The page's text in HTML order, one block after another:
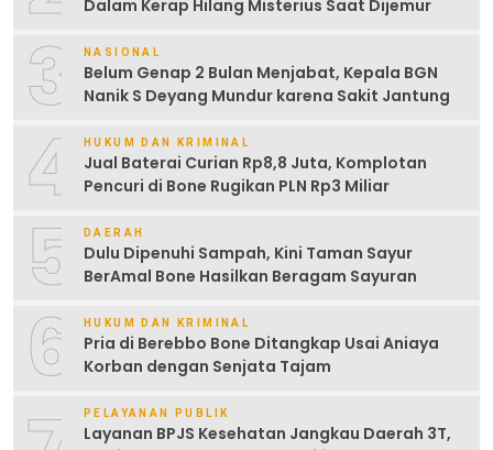
Dalam Kerap Hilang Misterius Saat Dijemur
3 NASIONAL
Belum Genap 2 Bulan Menjabat, Kepala BGN
Nanik S Deyang Mundur karena Sakit Jantung
4 HUKUM DAN KRIMINAL
Jual Baterai Curian Rp8,8 Juta, Komplotan
Pencuri di Bone Rugikan PLN Rp3 Miliar
5 DAERAH
Dulu Dipenuhi Sampah, Kini Taman Sayur
BerAmal Bone Hasilkan Beragam Sayuran
6 HUKUM DAN KRIMINAL
Pria di Berebbo Bone Ditangkap Usai Aniaya
Korban dengan Senjata Tajam
PELAYANAN PUBLIK
Layanan BPJS Kesehatan Jangkau Daerah 3T,